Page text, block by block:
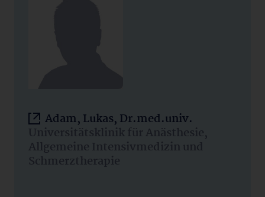
Adam, Lukas, Dr.med.univ.
Universitätsklinik für Anästhesie,
Allgemeine Intensivmedizin und
Schmerztherapie